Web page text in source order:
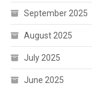
September 2025
August 2025
July 2025
June 2025